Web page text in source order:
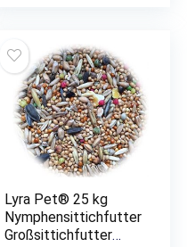
Lyra Pet® 25 kg
Nymphensittichfutter
Großsittichfutter